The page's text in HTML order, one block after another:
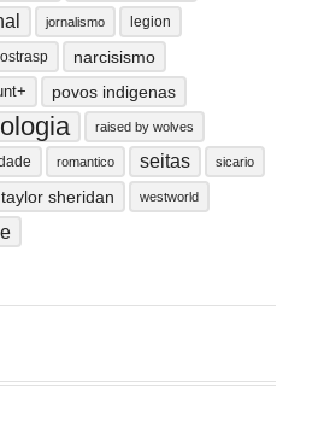
jornalismo legion
narcisismo
povos indigenas
raised by wolves
romantico seitas sicario
taylor sheridan westworld